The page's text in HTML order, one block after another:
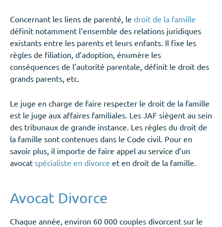
Concernant les liens de parenté, le droit de la famille
définit notamment l’ensemble des relations juridiques
existants entre les parents et leurs enfants. Il fixe les
règles de filiation, d’adoption, énumère les
conséquences de l’autorité parentale, définit le droit des
grands parents, etc.
Le juge en charge de faire respecter le droit de la famille
est le juge aux affaires familiales. Les JAF siègent au sein
des tribunaux de grande instance. Les règles du droit de
la famille sont contenues dans le Code civil. Pour en
savoir plus, il importe de faire appel au service d’un
avocat spécialiste en divorce et en droit de la famille.
Avocat Divorce
Chaque année, environ 60 000 couples divorcent sur le